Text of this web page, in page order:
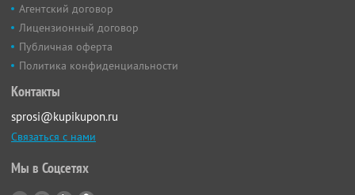
Агентский договор
Лицензионный договор
Публичная оферта
Политика конфиденциальности
Контакты
sprosi@kupikupon.ru
Связаться с нами
Мы в Соцсетях